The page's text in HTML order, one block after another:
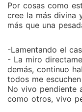
Por cosas como
cree la más divina
más que una
-Lamentando el
- La miro
demás, continuo
todos me
No vivo pendiente
como otros, vivo